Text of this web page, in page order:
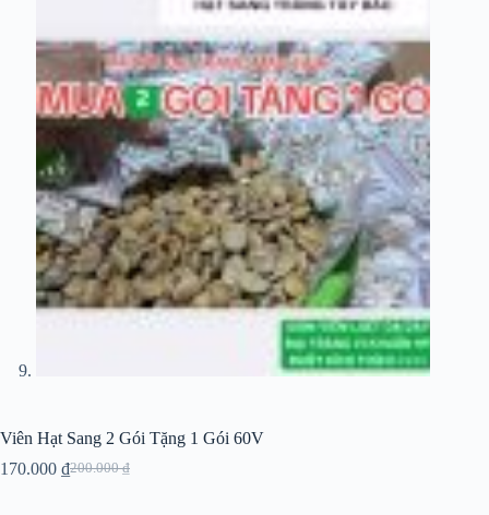
Viên Hạt Sang 2 Gói Tặng 1 Gói 60V
200.000₫
Giá
170.000 ₫Giá